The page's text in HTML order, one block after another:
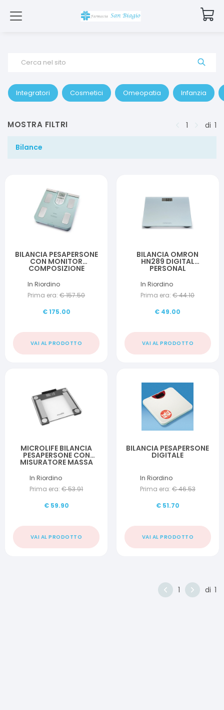
Cerca nel sito
Integratori Cosmetici Omeopatia Infanzia
MOSTRA FILTRI 1 di 1
Bilance
BILANCIA PESAPERSONE
CON MONITOR
COMPOSIZIONE
PESO PERCENTUALE
MASSA GRASSA E
MASSA MUSCOLARE
In Riordino
Prima era: €157.50
€175.00
VAI AL PRODOTTO
BILANCIA OMRON
HN289 DIGITAL
PERSONAL
In Riordino
Prima era: €44.10
€ 49.00
VAI AL PRODOTTO
MICROLIFE BILANCIA
PESAPERSONE CON
MISURATORE MASSA
In Riordino
Prima era: €53.91
€ 59.90
VAI AL PRODOTTO
BILANCIA PESAPERSONE
DIGITALE
In Riordino
Prima era: €46.53
€ 51.70
VAI AL PRODOTTO
1 di 1